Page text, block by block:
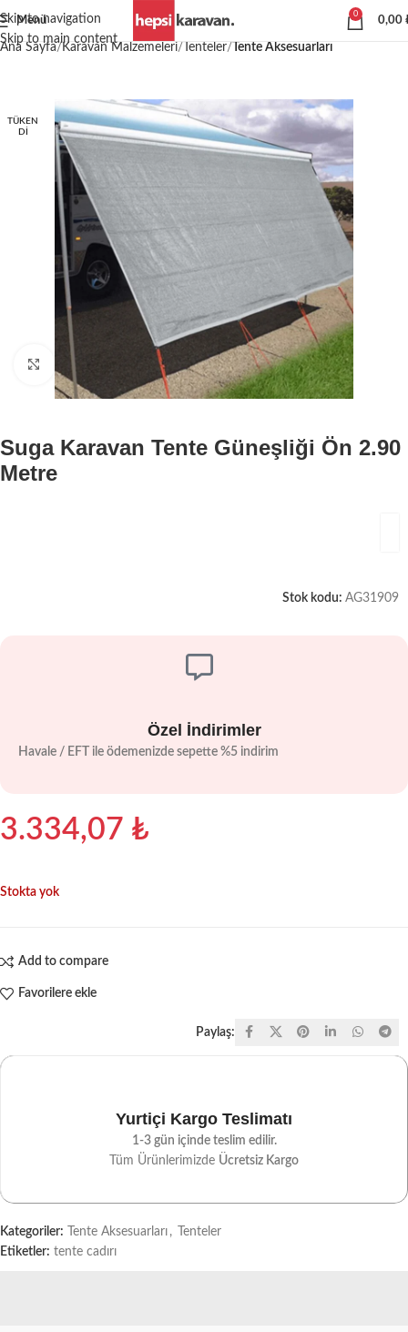
Skip to navigation
Skip to main content
Menü
0
0,00
Ana Sayfa Karavan Malzemeleri Tenteler Tente Aksesuarları
TÜKEN
DI
Büyütmek için tıklayın
Suga Karavan Tente Güneşliği Ön 2.90
Metre
Stok kodu: AG31909
Özel İndirimler
Havale / EFT ile ödemenizde sepette %5 indirim
3.334,07 ₺
Stokta yok
Add to compare
Favorilere ekle
Paylaş:
Yurtiçi Kargo Teslimatı
1-3 gün içinde teslim edilir.
Tüm Ürünlerimizde Ücretsiz Kargo
Kategoriler: Tente Aksesuarları ,
Tenteler
Etiketler: tente cadırı